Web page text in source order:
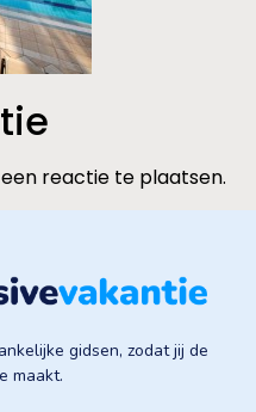
reactie te plaatsen.
gidsen, zodat jij de
maakt.